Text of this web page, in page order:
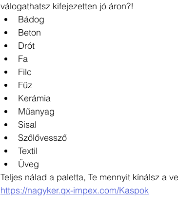
válogathatsz kifejezetten jó áron?!
Bádog
Beton
Drót
Fa
Filc
Fűz
Kerámia
Műanyag
Sisal
Szőlővessző
Textil
Üveg
Teljes nálad a paletta, Te mennyit kínálsz a
https://nagyker.qx-impex.com/Kaspok